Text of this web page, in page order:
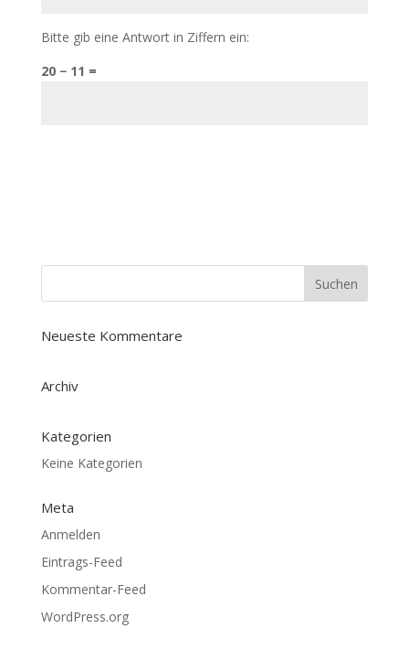
Bitte gib eine Antwort in Ziffern ein:
20 − 11 =
Neueste Kommentare
Archiv
Kategorien
Keine Kategorien
Meta
Anmelden
Eintrags-Feed
Kommentar-Feed
WordPress.org